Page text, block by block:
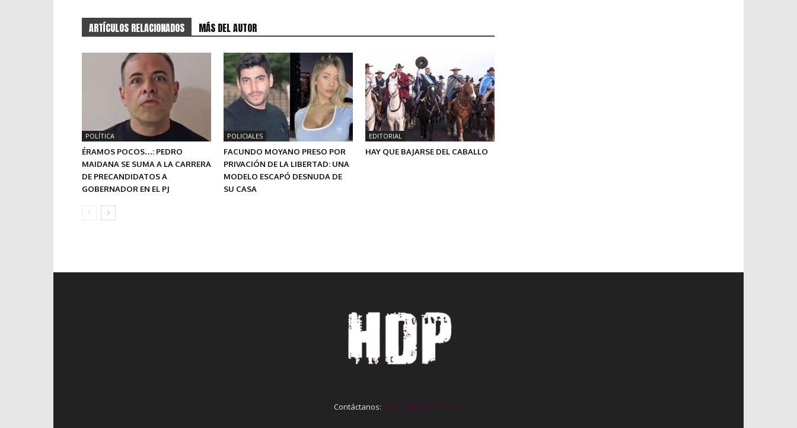
ARTÍCULOS RELACIONADOS MÁS DEL AUTOR
POLÍTICA
ÉRAMOS POCOS…: PEDRO
MAIDANA SE SUMA A LA CARRERA
DE PRECANDIDATOS A
GOBERNADOR EN EL PJ
POLICIALES
FACUNDO MOYANO PRESO POR
PRIVACIÓN DE LA LIBERTAD: UNA
MODELO ESCAPÓ DESNUDA DE
SU CASA
EDITORIAL
HAY QUE BAJARSE DEL CABALLO
Contáctanos: contact@yoursite.com